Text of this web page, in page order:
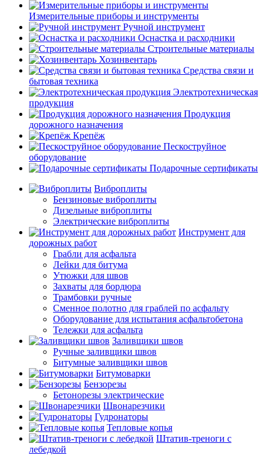
Измерительные приборы и инструменты
Ручной инструмент
Оснастка и расходники
Строительные материалы
Хозинвентарь
Средства связи и
бытовая техника
Электротехническая
продукция
Продукция
дорожного назначения
Крепёж
Пескоструйное
оборудование
Подарочные сертификаты
Виброплиты
Бензиновые виброплиты
Дизельные виброплиты
Электрические виброплиты
Инструмент для
дорожных работ
Грабли для асфальта
Лейки для битума
Утюжки для швов
Захваты для бордюра
Трамбовки ручные
Сменное полотно для граблей по асфальту
Оборудование для испытания асфальтобетона
Тележки для асфальта
Заливщики швов
Ручные заливщики швов
Битумные заливщики швов
Битумоварки
Бензорезы
Бетонорезы электрические
Швонарезчики
Гудронаторы
Тепловые копья
Штатив-треноги с
лебедкой